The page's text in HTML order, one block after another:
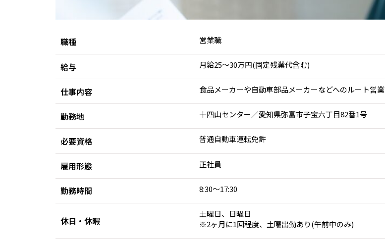
職種 営業職
給与 月給25～30万円(固定残業代含む)
仕事内容 食品メーカーや自動車部品メーカーなどへのルート営業
勤務地 十四山センター／愛知県弥富市子宝六丁目82番1号
必要資格 普通自動車運転免許
雇用形態 正社員
勤務時間 8:30～17:30
休日・休暇
土曜日、日曜日
※2ヶ月に1回程度、土曜出勤あり(午前中のみ)